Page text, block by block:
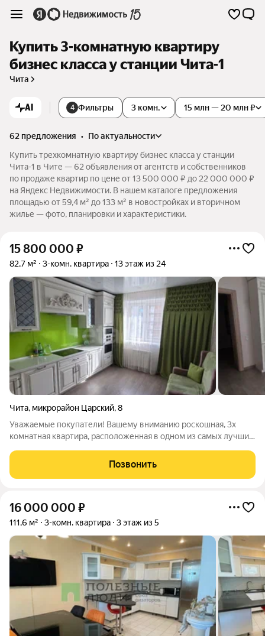
Купить 3-комнатную квартиру
бизнес класса у станции Чита-1
Чита
AI 4 Фильтры 3 комн. 15 млн — 20 млн ₽
62 предложения •
по актуальности
Купить трехкомнатную квартиру бизнес класса у станции
Чита-1 в Чите — 62 объявления от агентств и собственников
по продаже квартир по цене от 13 500 000 ₽ до 22 000 000 ₽
на Яндекс Недвижимости. В нашем каталоге предложения
площадью от 59,4 м² до 133 м² в новостройках и вторичном
жилье — фото, планировки и характеристики.
15 800 000 ₽
82,7 м² 3-комн. квартира 13 этаж из 24
Чита, микрорайон Царский,8
Уважаемые покупатели! Вашему вниманию роскошная, 3х
комнатная квартира, расположенная в одном из самых лучших
данная квартира для людей с хорошим вкусом, ценящих своё
пространство. Вариант
Позвонить
16 000 000 ₽
111,6 м² 3-комн. квартира 3 этаж из 5